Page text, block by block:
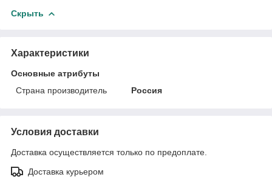
Скрыть
Характеристики
Основные атрибуты
Страна производитель
Россия
Условия доставки
Доставка осуществляется только по предоплате.
Доставка курьером